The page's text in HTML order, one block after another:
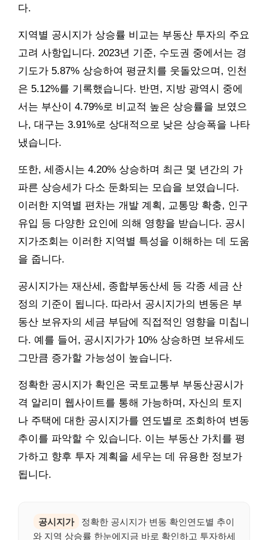
다.
지역별 공시지가 상승률 비교는 부동산 투자의 주요
고려 사항입니다. 2023년 기준, 수도권 중에서는 경
기도가 5.87% 상승하여 평균치를 웃돌았으며, 인천
은 5.12%를 기록했습니다. 반면, 지방 광역시 중에
서는 부산이 4.79%로 비교적 높은 상승률을 보였으
나, 대구는 3.91%로 상대적으로 낮은 상승폭을 나타
냈습니다.
또한, 세종시는 4.20% 상승하며 최근 몇 년간의 가
파른 상승세가 다소 둔화되는 모습을 보였습니다.
이러한 지역별 편차는 개발 계획, 교통망 확충, 인구
유입 등 다양한 요인에 의해 영향을 받습니다. 공시
지가조회는 이러한 지역별 특성을 이해하는 데 도움
을 줍니다.
공시지가는 재산세, 종합부동산세 등 각종 세금 산
정의 기준이 됩니다. 따라서 공시지가의 변동은 부
동산 보유자의 세금 부담에 직접적인 영향을 미칩니
다. 예를 들어, 공시지가가 10% 상승하면 보유세도
그만큼 증가할 가능성이 높습니다.
정확한 공시지가 확인은 국토교통부 부동산공시가
격 알리미 웹사이트를 통해 가능하며, 자신의 토지
나 주택에 대한 공시지가를 연도별로 조회하여 변동
추이를 파악할 수 있습니다. 이는 부동산 가치를 평
가하고 향후 투자 계획을 세우는 데 유용한 정보가
됩니다.
공시지가
정확한 공시지가 변동 확인연도별 추이
와 지역 상승률 한눈에지금 바로 확인하고 투자하세